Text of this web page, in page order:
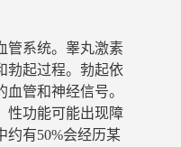
管系统。睾丸激素
勃起过程。勃起依
管和神经信号。
性功能可能出现障
约有50%会经历某